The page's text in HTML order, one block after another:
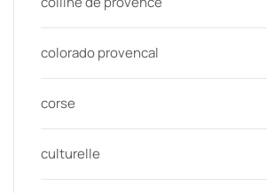
colorado provencal
corse
culturelle